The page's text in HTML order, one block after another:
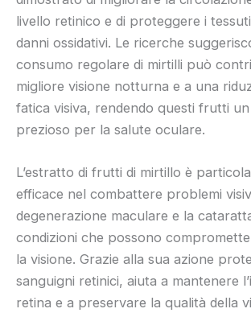
livello retinico e di proteggere i
danni ossidativi. Le ricerche
consumo regolare di mirtilli può
migliore visione notturna e a una
fatica visiva, rendendo questi frutti
prezioso per la salute oculare.
L’estratto di frutti di mirtillo è
efficace nel combattere problemi
degenerazione maculare e la
condizioni che possono
la visione. Grazie alla sua azione
sanguigni retinici, aiuta a mantenere
retina e a preservare la qualità della